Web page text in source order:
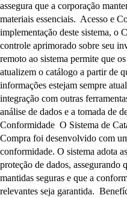
assegura que a corporação
materiais essenciais. Acesso e
implementação deste sistema, o
controle aprimorado sobre seu
remoto ao sistema permite que
atualizem o catálogo a partir de
informações estejam sempre
integração com outras
análise de dados e a tomada de
Conformidade O Sistema de
Compra foi desenvolvido com
conformidade. O sistema adota
proteção de dados, assegurando
mantidas seguras e que a
relevantes seja garantida.